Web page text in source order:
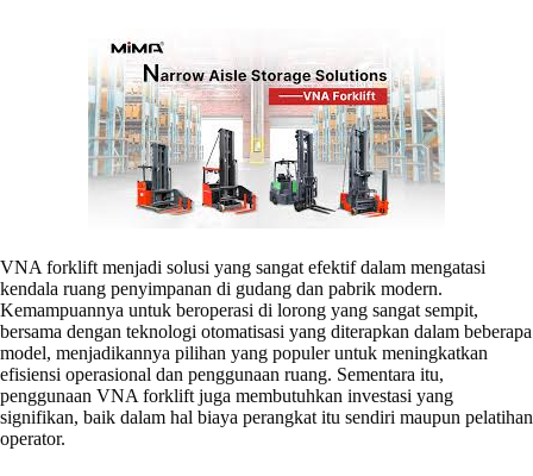
VNA forklift menjadi solusi yang sangat efektif dalam mengatasi
kendala ruang penyimpanan di gudang dan pabrik modern.
Kemampuannya untuk beroperasi di lorong yang sangat sempit,
bersama dengan teknologi otomatisasi yang diterapkan dalam beberapa
model, menjadikannya pilihan yang populer untuk meningkatkan
efisiensi operasional dan penggunaan ruang. Sementara itu,
penggunaan VNA forklift juga membutuhkan investasi yang
signifikan, baik dalam hal biaya perangkat itu sendiri maupun pelatihan
operator.